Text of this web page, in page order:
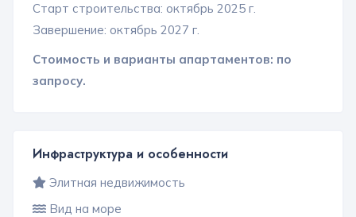
Старт строительства: октябрь 2025 г.
Завершение: октябрь 2027 г.
Стоимость и варианты апартаментов: по
запросу.
Инфраструктура и особенности
Элитная недвижимость
Вид на море